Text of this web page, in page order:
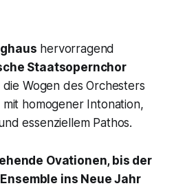
hervorragend
Staatsopernchor
Wogen des Orchesters
homogener Intonation,
essenziellem Pathos.
Ovationen, bis der
ins Neue Jahr